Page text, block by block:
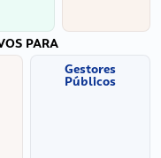
PARA
Gestores
Públicos